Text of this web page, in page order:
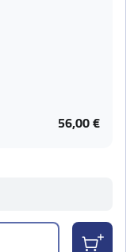
56,00 €